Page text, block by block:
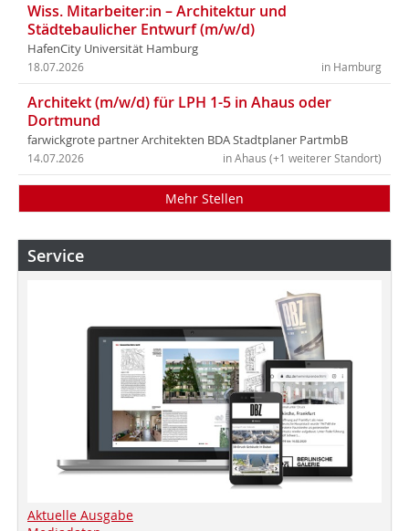
Wiss. Mitarbeiter:in – Architektur und
Städtebaulicher Entwurf (m/w/d)
HafenCity Universität Hamburg
in Hamburg
18.07.2026
Architekt (m/w/d) für LPH 1-5 in Ahaus oder
Dortmund
farwickgrote partner Architekten BDA Stadtplaner PartmbB
in Ahaus (+1 weiterer Standort)
14.07.2026
Mehr Stellen
Service
Aktuelle Ausgabe